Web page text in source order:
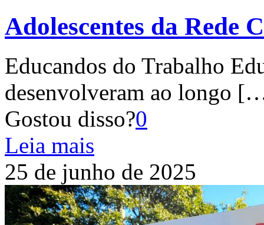
Adolescentes da
Educandos do Trabalho
desenvolveram ao longo
Gostou disso?0
Leia mais
25 de junho de 2025